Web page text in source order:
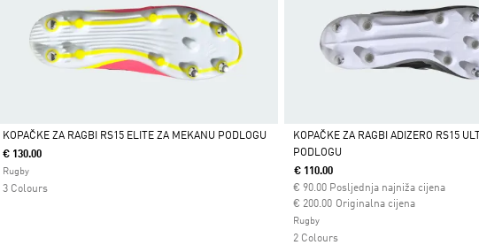
Da
KOPAČKE ZA RAGBI RS15 ELITE ZA MEKANU PODLOGU
€ 130.00
Rugby
3 Colours
Da
KOPAČKE ZA RAGBI ADIZERO RS15
PODLOGU
€ 110.00
€ 90.00 Posljednja najniža cijena
Originalna cijena
Cijena umanjena od
€ 200.00za
Rugby
2 Colours